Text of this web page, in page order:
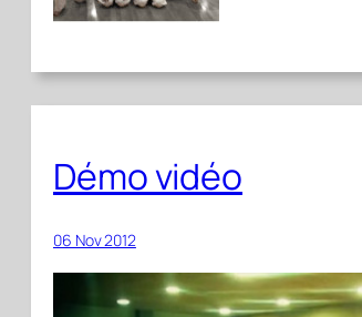
Démo vidéo
06 Nov 2012